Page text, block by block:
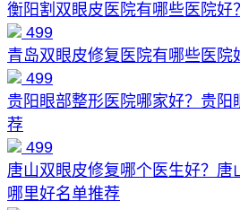
衡阳割双眼皮医院有哪些医院好？
499
青岛双眼皮修复医院有哪些医院
499
贵阳眼部整形医院哪家好？贵阳
荐
499
唐山双眼皮修复哪个医生好？唐
哪里好名单推荐